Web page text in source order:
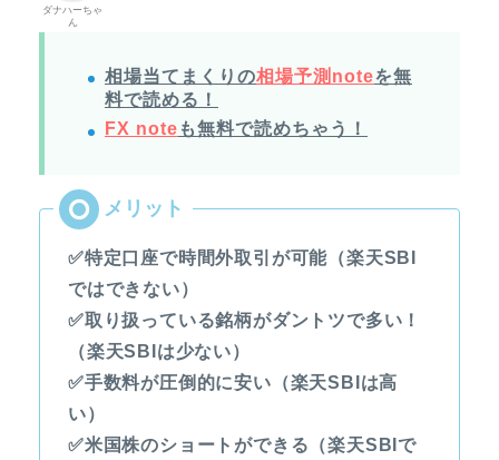
ダナハーちゃ
ん
相場当てまくりの相場予測noteを無
料で読める！
FX note も無料で読めちゃう！
✅特定口座で時間外取引が可能（楽天SBI
ではできない）
✅取り扱っている銘柄がダントツで多い！
（楽天SBIは少ない）
✅手数料が圧倒的に安い（楽天SBIは高
い）
✅米国株のショートができる（楽天SBIで